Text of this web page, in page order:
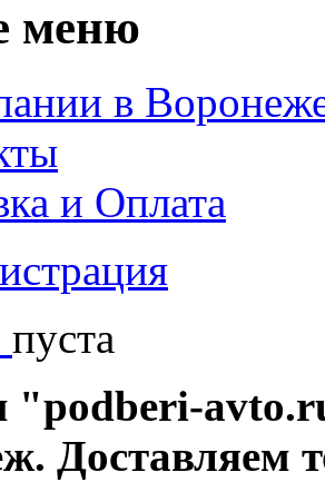
меню
в
и Оплата
пуста
"podberi-
Доставляем